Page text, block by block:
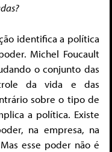
identifica a política
Michel Foucault
o conjunto das
da vida e das
sobre o tipo de
a política. Existe
na empresa, na
esse poder não é